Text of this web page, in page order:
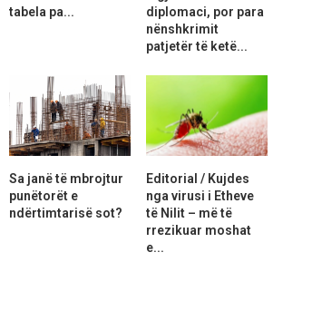
tabela pa...
diplomaci, por para
nënshkrimit
patjetër të ketë...
Sa janë të mbrojtur
punëtorët e
ndërtimtarisë sot?
Editorial / Kujdes
nga virusi i Etheve
të Nilit – më të
rrezikuar moshat
e...